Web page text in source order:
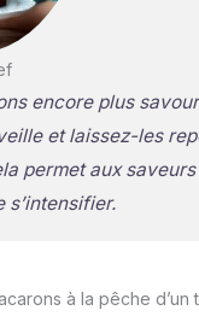
encore plus
et laissez-les
permet aux saveurs
s’intensifier.
à la pêche d’un